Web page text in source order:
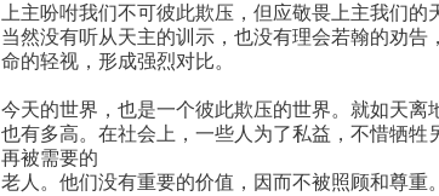
上主吩咐我们不可彼此欺压，但应敬畏上主我们
当然没有听从天主的训示，也没有理会若翰的劝
命的轻视，形成强烈对比。
今天的世界，也是一个彼此欺压的世界。就如天
也有多高。在社会上，一些人为了私益，不惜牺
再被需要的
老人。他们没有重要的价值，因而不被照顾和尊重。